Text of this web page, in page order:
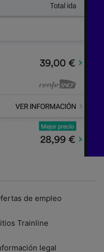
de empleo
Trainline
legal
Publicidad y
medición de
de